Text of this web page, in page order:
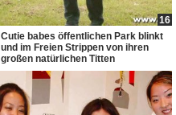
16
Cutie babes öffentlichen Park blinkt
und im Freien Strippen von ihren
großen natürlichen Titten